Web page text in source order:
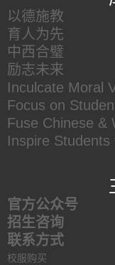
以德施教
育人为先
中西合璧
励志未来
Inculcate Moral
Focus on
Fuse Chinese &
Inspire Students
官方公众号
招生咨询
联系方式
校服购买